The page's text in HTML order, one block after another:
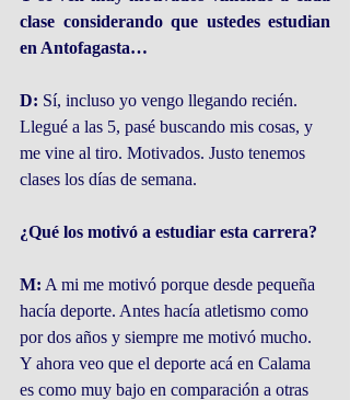
clase considerando que ustedes estudian
en Antofagasta…
D: Sí, incluso yo vengo llegando recién.
Llegué a las 5, pasé buscando mis cosas, y
me vine al tiro. Motivados. Justo tenemos
clases los días de semana.
¿Qué los motivó a estudiar esta carrera?
M: A mi me motivó porque desde pequeña
hacía deporte. Antes hacía atletismo como
por dos años y siempre me motivó mucho.
Y ahora veo que el deporte acá en Calama
es como muy bajo en comparación a otras